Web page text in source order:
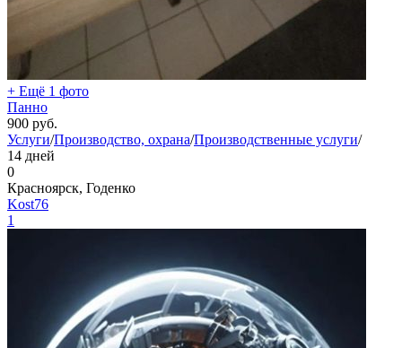
+ Ещё 1 фото
Панно
900 руб.
Услуги/Производство, охрана/Производственные услуги/
14 дней
0
Красноярск, Годенко
Kost76
1